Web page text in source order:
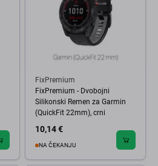
FixPremium
FixPremium - Dvobojni
Silikonski Remen za Garmin
(QuickFit 22mm), crni
10,14 €
NA ČEKANJU